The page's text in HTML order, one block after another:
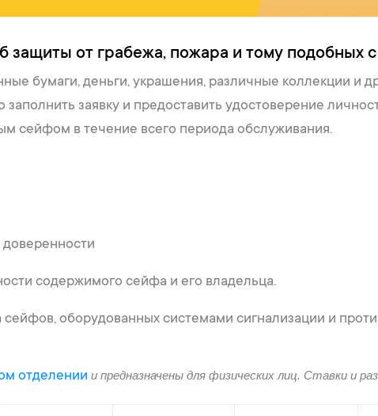
от грабежа, пожара и тому подобных
бумаги, деньги, украшения, различные коллекции и
заявку и предоставить удостоверение
сейфом в течение всего периода обслуживания.
содержимого сейфа и его владельца.
оборудованных системами сигнализации и
отделении и предназначены для физических лиц. Ставки и